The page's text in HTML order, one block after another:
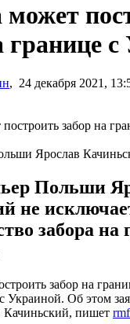
границе
, 24 декабря 2021,
Ярослав
Польши
не
забора на
забор на
Украиной. Об этом
пишет